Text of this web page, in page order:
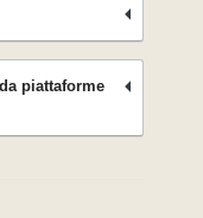
piattaforme